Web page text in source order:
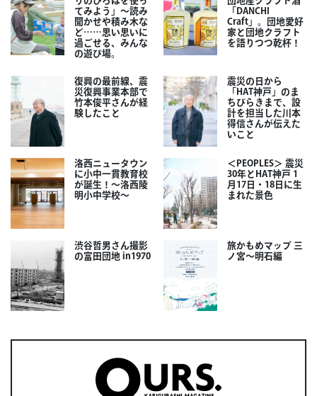
てみよう」～読み
聞かせや積み木な
ど……思い思いに
過ごせる、みんな
の遊び場。
「DANCHI
Craft」。団地愛好
家と団地クラフト
を語りつつ乾杯！
復興の最前線、震
災復興事業本部で
竹本俊平さんが経
験したこと
震災の日から
「HAT神戸」のま
ちびらきまで、設
計を担当した川本
得信さんが伝えた
いこと
洛西ニュータウン
に小中一貫教育校
が誕生！～洛西陵
明小中学校～
＜PEOPLES＞ 震災
30年とHAT神戸 1
月17日・18日に生
まれた景色
渋谷哲男さん撮影
の富田団地 in1970
旅かもめマップ 三
ノ宮〜明石編